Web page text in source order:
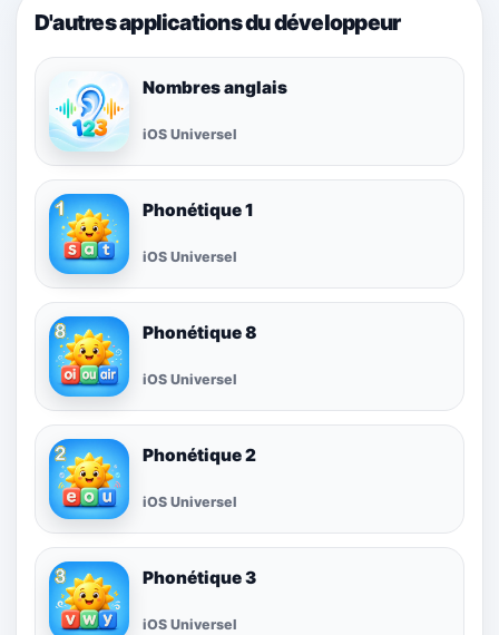
D'autres applications du développeur
Nombres anglais
iOS Universel
Phonétique 1
iOS Universel
Phonétique 8
iOS Universel
Phonétique 2
iOS Universel
Phonétique 3
iOS Universel